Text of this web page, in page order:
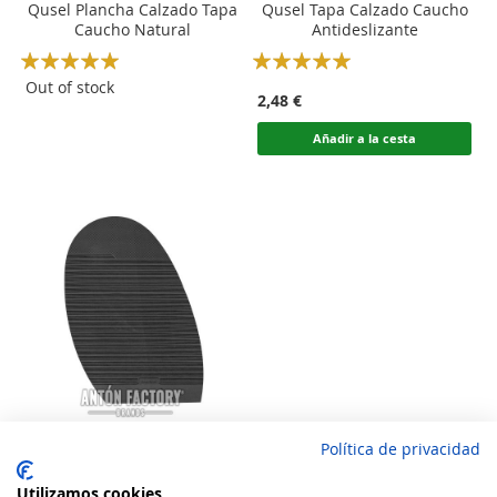
Qusel Plancha Calzado Tapa
Caucho Natural
Rating:
100
% of100
Out of stock
Qusel Tapa Calzado Caucho
Antideslizante
Rating:
2,48 €
Añadir a la cesta
Qusel Media Suela Calzado
Caucho Antideslizante
Política de privacidad